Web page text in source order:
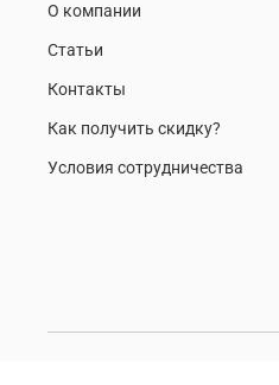
О компании
Статьи
Контакты
Как получить скидку?
Условия сотрудничества